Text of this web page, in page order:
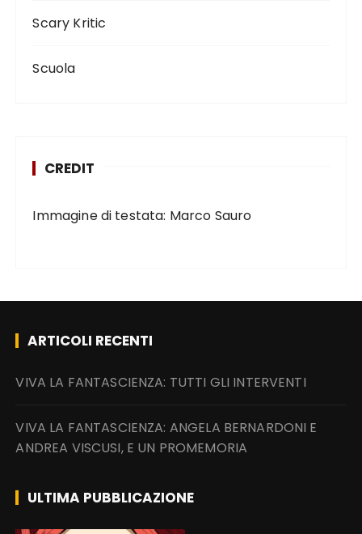
Scary Kritic
Scuola
CREDIT
Immagine di testata: Marco Sauro
ARTICOLI RECENTI
VIVA LA FANTASCIENZA: TUTTI GLI INTERVENTI
VIVA LA FANTASCIENZA: ANGELA BERNARDONI E
ANDREA VISCUSI, E UN PROMEMORIA
ULTIMA PUBBLICAZIONE